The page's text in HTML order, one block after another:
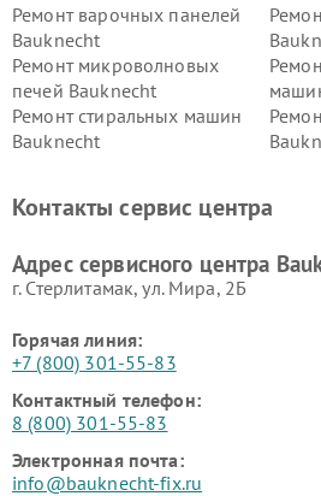
Ремонт варочных панелей
Bauknecht
Ремонт микроволновых
печей Bauknecht
Ремонт стиральных машин
Bauknecht
Контакты сервис центра
Адрес сервисного центра
г. Стерлитамак, ул. Мира, 2Б
Горячая линия:
+7 (800) 301-55-83
Контактный телефон:
8 (800) 301-55-83
Электронная почта:
info@bauknecht-fix.ru